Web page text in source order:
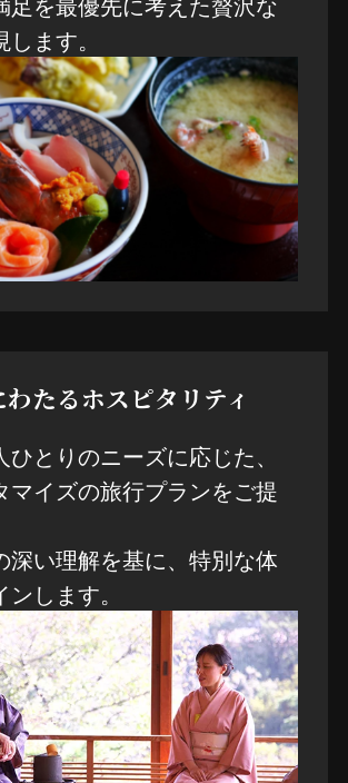
ます。
たるホスピタリティ
とりのニーズに応じた、
マイズの旅行プランをご提
深い理解を基に、特別な体
します。